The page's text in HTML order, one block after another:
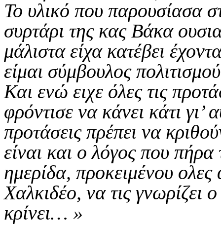
Το υλικό που παρουσίασα
συρτάρι της κας Βάκα
μάλιστα είχα κατέβει
είμαι σύμβουλος
Και ενώ ειχε όλες τις
φρόντισε να κάνει κάτι γι’
προτάσεις πρέπει να
είναι και ο λόγος που
ημερίδα, προκειμένου ολες
Χαλκιδέο, να τις γνωρίζει
κρίνει… »